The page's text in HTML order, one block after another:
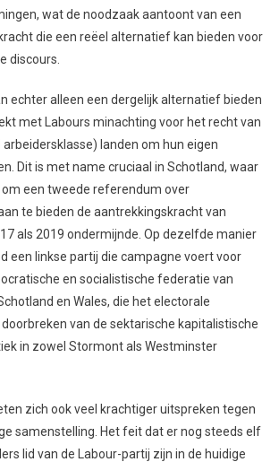
wat de noodzaak aantoont van een
die een reëel alternatief kan bieden voor
discours.
echter alleen een dergelijk alternatief bieden
met Labours minachting voor het recht van
landen om hun eigen
Dit is met name cruciaal in Schotland, waar
een tweede referendum over
te bieden de aantrekkingskracht van
als 2019 ondermijnde. Op dezelfde manier
een linkse partij die campagne voert voor
en socialistische federatie van
en Wales, die het electorale
van de sektarische kapitalistische
in zowel Stormont als Westminster
zich ook veel krachtiger uitspreken tegen
samenstelling. Het feit dat er nog steeds elf
lid van de Labour-partij zijn in de huidige